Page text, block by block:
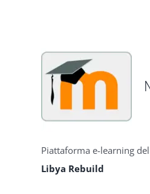
Piattaforma e-learning
Libya Rebuild